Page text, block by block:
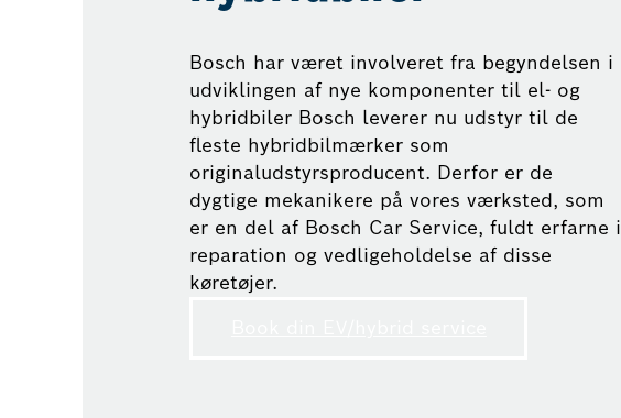
Bosch har været involveret fra begyndelsen i
udviklingen af nye komponenter til el- og
hybridbiler Bosch leverer nu udstyr til de
fleste hybridbilmærker som
originaludstyrsproducent. Derfor er de
dygtige mekanikere på vores værksted, som
er en del af Bosch Car Service, fuldt erfarne i
reparation og vedligeholdelse af disse
køretøjer.